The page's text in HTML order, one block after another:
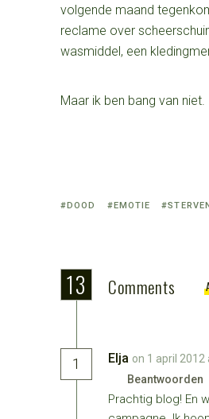
volgende maand
reclame over
wasmiddel, een
Maar ik ben bang van niet.
Tagged
DOOD EMOTIE STERVEN
13 Comments
1 Elja on 1 april 2012
Beantwoorden
Prachtig blog! En